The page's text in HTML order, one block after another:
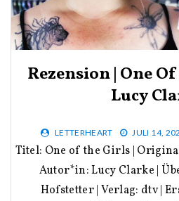
Rezension | One
Lucy
LETTERHEART JULI 14,
Titel: One of the Girls | Originaltitel: One of the Girls |
Autor*in: Lucy Clarke |
Hofstetter | Verlag: dtv |